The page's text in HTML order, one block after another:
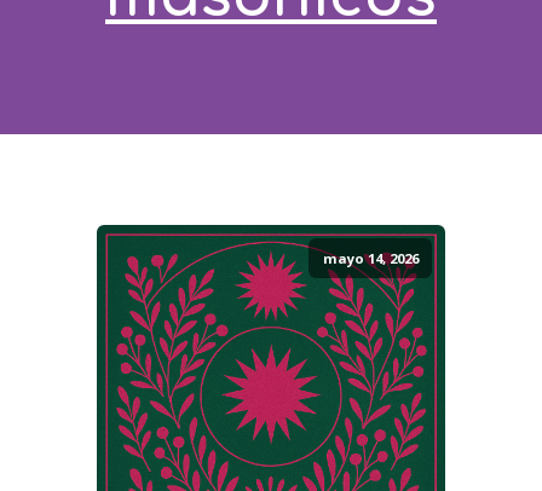
mayo 14, 2026